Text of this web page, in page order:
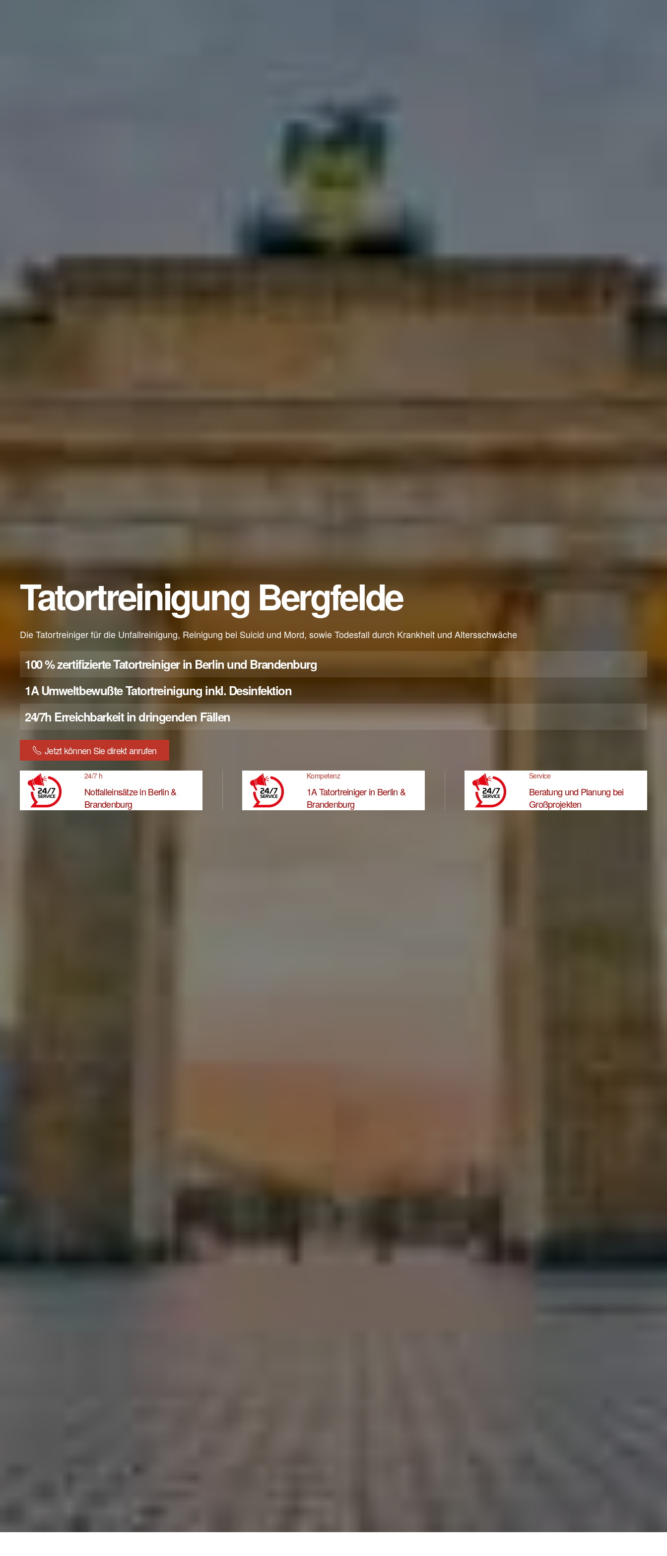
Tatortreinigung Bergfelde
Die Tatortreiniger für die Unfallreinigung, Reinigung bei Suicid und Mord, sowie Todesfall durch Krankheit und Altersschwäche
100 % zertifizierte Tatortreiniger in Berlin und Brandenburg
1A Umweltbewußte Tatortreinigung inkl. Desinfektion
24/7h Erreichbarkeit in dringenden Fällen
Jetzt können Sie direkt anrufen
24/7 h
Notfalleinsätze in Berlin &
Brandenburg
Kompetenz
1A Tatortreiniger in Berlin &
Brandenburg
Service
Beratung und Planung bei
Großprojekten